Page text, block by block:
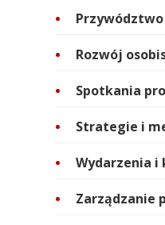
Rozwój
Spotkania
Strategie i
Wydarzenia i
Zarządzanie